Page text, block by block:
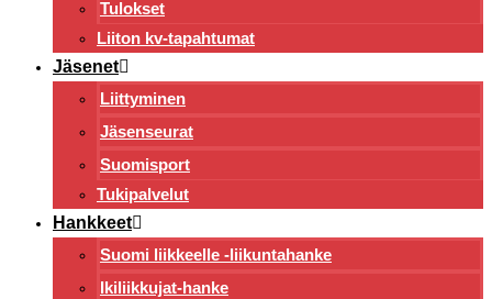
Tulokset
Liiton kv-tapahtumat
Jäsenet
Liittyminen
Jäsenseurat
Suomisport
Tukipalvelut
Hankkeet
Suomi liikkeelle -liikuntahanke
Ikiliikkujat-hanke